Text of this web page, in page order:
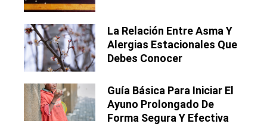
La Relación Entre Asma Y
Alergias Estacionales Que
Debes Conocer
Guía Básica Para Iniciar El
Ayuno Prolongado De
Forma Segura Y Efectiva